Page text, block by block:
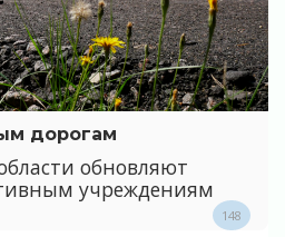
дорогам
обновляют
учреждениям
148